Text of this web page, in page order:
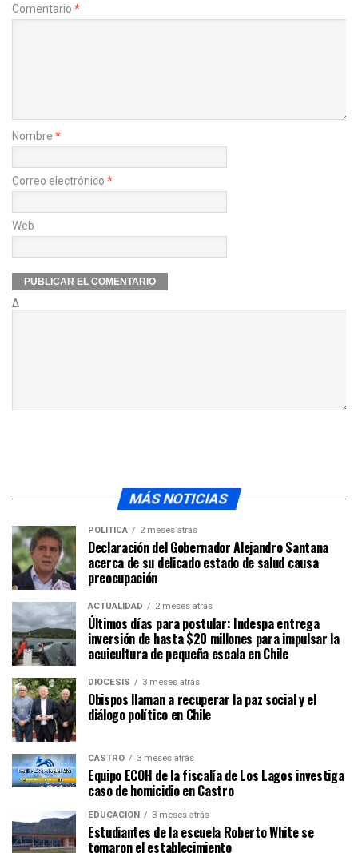
Comentario *
Nombre *
Correo electrónico *
Web
Δ
MÁS NOTICIAS
POLÍTICA 2 meses atrás
Declaración del Gobernador Alejandro Santana
acerca de su delicado estado de salud causa
preocupación
ACTUALIDAD 2 meses atrás
Últimos días para postular: Indespa entrega
inversión de hasta $20 millones para impulsar la
acuicultura de pequeña escala en Chile
DIÓCESIS 3 meses atrás
Obispos llaman a recuperar la paz social y el
diálogo político en Chile
CASTRO 3 meses atrás
Equipo ECOH de la fiscalía de Los Lagos investiga
caso de homicidio en Castro
EDUCACIÓN 3 meses atrás
Estudiantes de la escuela Roberto White se
tomaron el establecimiento